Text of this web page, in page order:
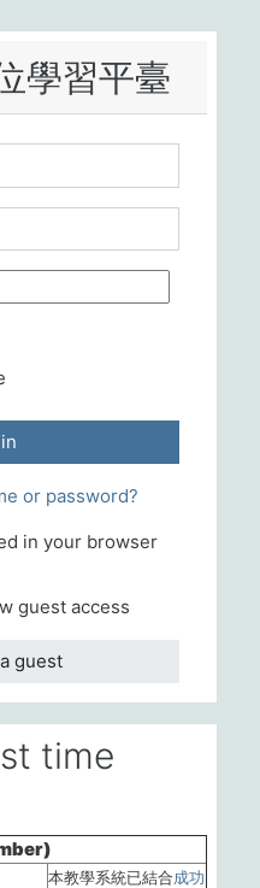
學習平臺
or password?
in your browser
guest access
guest
time
本教學系統已結合成功